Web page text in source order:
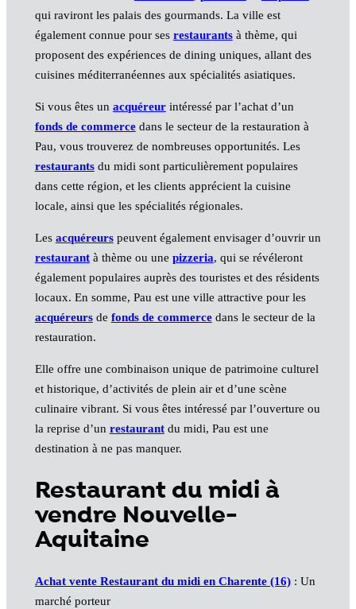
qui raviront les palais des gourmands. La ville est
également connue pour ses restaurantsà thème, qui
proposent des expériences de dining uniques, allant des
cuisines méditerranéennes aux spécialités asiatiques.
Si vous êtes un acquéreurintéressé par l’achat d’un
fonds de commercedans le secteur de la restauration à
Pau, vous trouverez de nombreuses opportunités. Les
restaurantsdu midi sont particulièrement populaires
dans cette région, et les clients apprécient la cuisine
locale, ainsi que les spécialités régionales.
Les acquéreurspeuvent également envisager d’ouvrir un
restaurantà thème ou une pizzeria, qui se révéleront
également populaires auprès des touristes et des résidents
locaux. En somme, Pau est une ville attractive pour les
acquéreursde fonds de commercedans le secteur de la
restauration.
Elle offre une combinaison unique de patrimoine culturel
et historique, d’activités de plein air et d’une scène
culinaire vibrant. Si vous êtes intéressé par l’ouverture ou
la reprise d’un restaurantdu midi, Pau est une
destination à ne pas manquer.
Restaurant du midi à
vendre Nouvelle-
Aquitaine
Achat vente Restaurant du midi en Charente (16): Un
marché porteur